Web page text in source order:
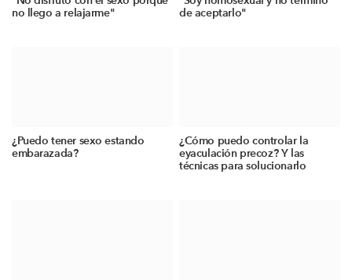
no llego a relajarme"
de aceptarlo"
¿Puedo tener sexo estando
embarazada?
¿Cómo puedo controlar la
eyaculación precoz? Y las
técnicas para solucionarlo